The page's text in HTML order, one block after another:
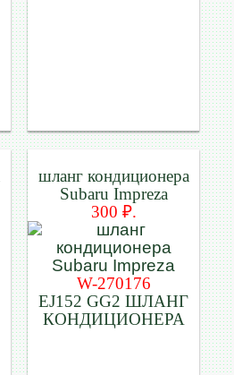
шланг кондиционера
Subaru Impreza
300 ₽.
W-270176
EJ152 GG2 ШЛАНГ
КОНДИЦИОНЕРА